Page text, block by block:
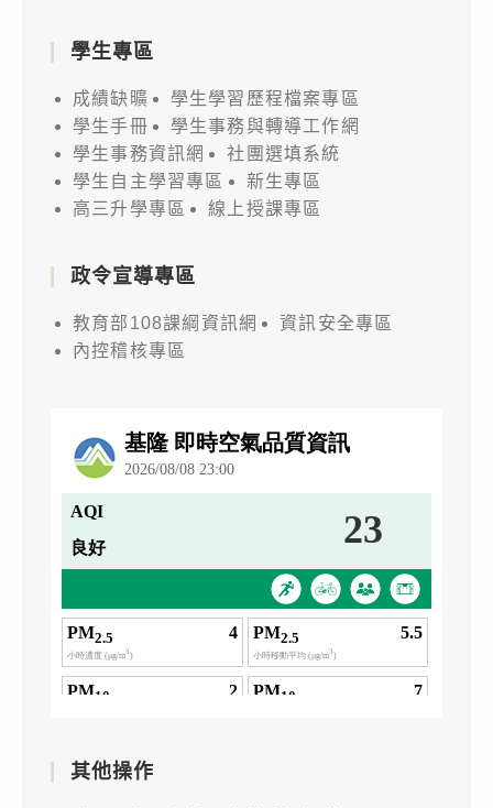
學生專區
成績缺曠
學生學習歷程檔案專區
學生手冊
學生事務與轉導工作網
學生事務資訊網
社團選填系統
學生自主學習專區
新生專區
高三升學專區
線上授課專區
政令宣導專區
教育部108課綱資訊網
資訊安全專區
內控稽核專區
其他操作